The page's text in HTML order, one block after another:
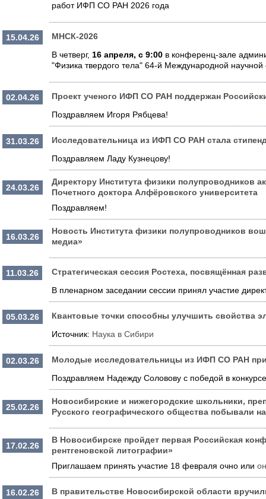
работ ИФП СО РАН 2026 года
15.04.26
МНСК-2026
В четверг, 16 апреля, с 9:00 в конференц-зале
"Физика твердого тела" 64-й Международной
02.04.26
Проект ученого ИФП СО РАН поддержан
Поздравляем Игоря Рябцева!
31.03.26
Исследовательница из ИФП СО РАН стала
Поздравляем Ладу Кузнецову!
24.03.26
Директору Института физики полупроводников
Почетного доктора Алфёровского университета
Поздравляем!
16.03.26
Новость Института физики полупроводников
медиа»
11.03.26
Стратегическая сессия Ростеха, посвящённая
В пленарном заседании сессии принял участие
05.03.26
Квантовые точки способны улучшить свойства
Источник: Наука в Сибири
02.03.26
Молодые исследовательницы из ИФП СО РАН
Поздравляем Надежду Соловову с победой в
25.02.26
Новосибирские и нижегородские школьники,
Русского географического общества побывали
17.02.26
В Новосибирске пройдет первая Российская
рентгеновской литографии»
Приглашаем принять участие 18 февраля очно или
16.02.26 В правительстве Новосибирской области